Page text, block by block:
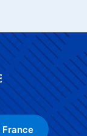
France